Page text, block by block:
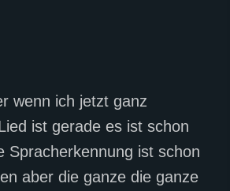
wenn ich jetzt ganz
ist gerade es ist schon
Spracherkennung ist schon
aber die ganze die ganze